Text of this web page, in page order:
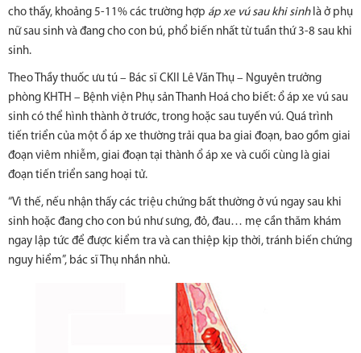
cho thấy, khoảng 5-11% các trường hợp áp xe vú sau khi sinhlà ở phụ
nữ sau sinh và đang cho con bú, phổ biến nhất từ tuần thứ 3-8 sau khi
sinh.
Theo Thầy thuốc ưu tú – Bác sĩ CKII Lê Văn Thụ – Nguyên trưởng
phòng KHTH – Bệnh viện Phụ sản Thanh Hoá cho biết: ổ áp xe vú sau
sinh có thể hình thành ở trước, trong hoặc sau tuyến vú. Quá trình
tiến triển của một ổ áp xe thường trải qua ba giai đoạn, bao gồm giai
đoạn viêm nhiễm, giai đoạn tại thành ổ áp xe và cuối cùng là giai
đoạn tiến triển sang hoại tử.
“Vì thế, nếu nhận thấy các triệu chứng bất thường ở vú ngay sau khi
sinh hoặc đang cho con bú như sưng, đỏ, đau… mẹ cần thăm khám
ngay lập tức để được kiểm tra và can thiệp kịp thời, tránh biến chứng
nguy hiểm”, bác sĩ Thụ nhắn nhủ.